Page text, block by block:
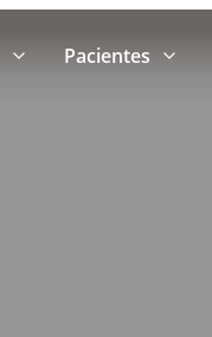
Pacientes